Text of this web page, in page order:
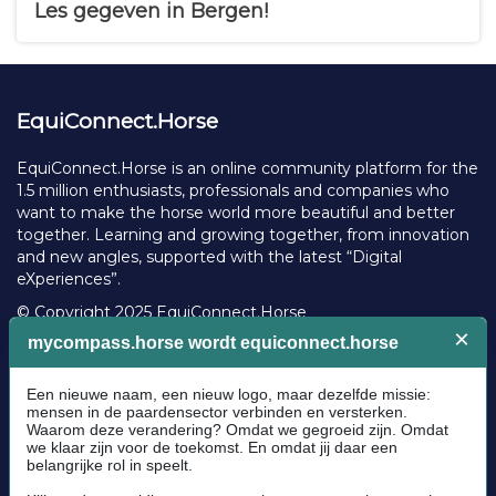
Les gegeven in Bergen!
t
o
3
r
i
l
2
0
2
o
e
s
k
5
e
EquiConnect.Horse
EquiConnect.Horse is an online community platform for the
1.5 million enthusiasts, professionals and companies who
want to make the horse world more beautiful and better
together. Learning and growing together, from innovation
and new angles, supported with the latest “Digital
eXperiences”.
© Copyright 2025 EquiConnect.Horse
Community Guidelines
Cookie policy
Privacy Policy